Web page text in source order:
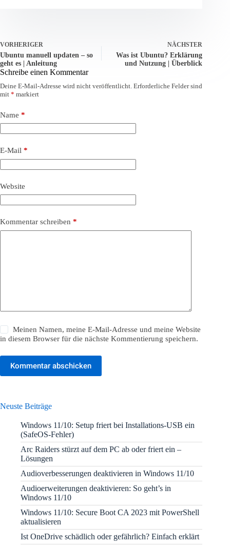
VORHERIGER
Ubuntu manuell updaten – so
geht es | Anleitung
NÄCHSTER
Was ist Ubuntu? Erklärung
und Nutzung | Überblick
Schreibe einen Kommentar
Deine E-Mail-Adresse wird nicht veröffentlicht. Erforderliche Felder sind
mit * markiert
Name *
E-Mail *
Website
Kommentar schreiben *
Meinen Namen, meine E-Mail-Adresse und meine Website
in diesem Browser für die nächste Kommentierung speichern.
Kommentar abschicken
Neuste Beiträge
Windows 11/10: Setup friert bei Installations-USB ein
(SafeOS-Fehler)
Arc Raiders stürzt auf dem PC ab oder friert ein –
Lösungen
Audioverbesserungen deaktivieren in Windows 11/10
Audioerweiterungen deaktivieren: So geht’s in
Windows 11/10
Windows 11/10: Secure Boot CA 2023 mit PowerShell
aktualisieren
Ist OneDrive schädlich oder gefährlich? Einfach erklärt